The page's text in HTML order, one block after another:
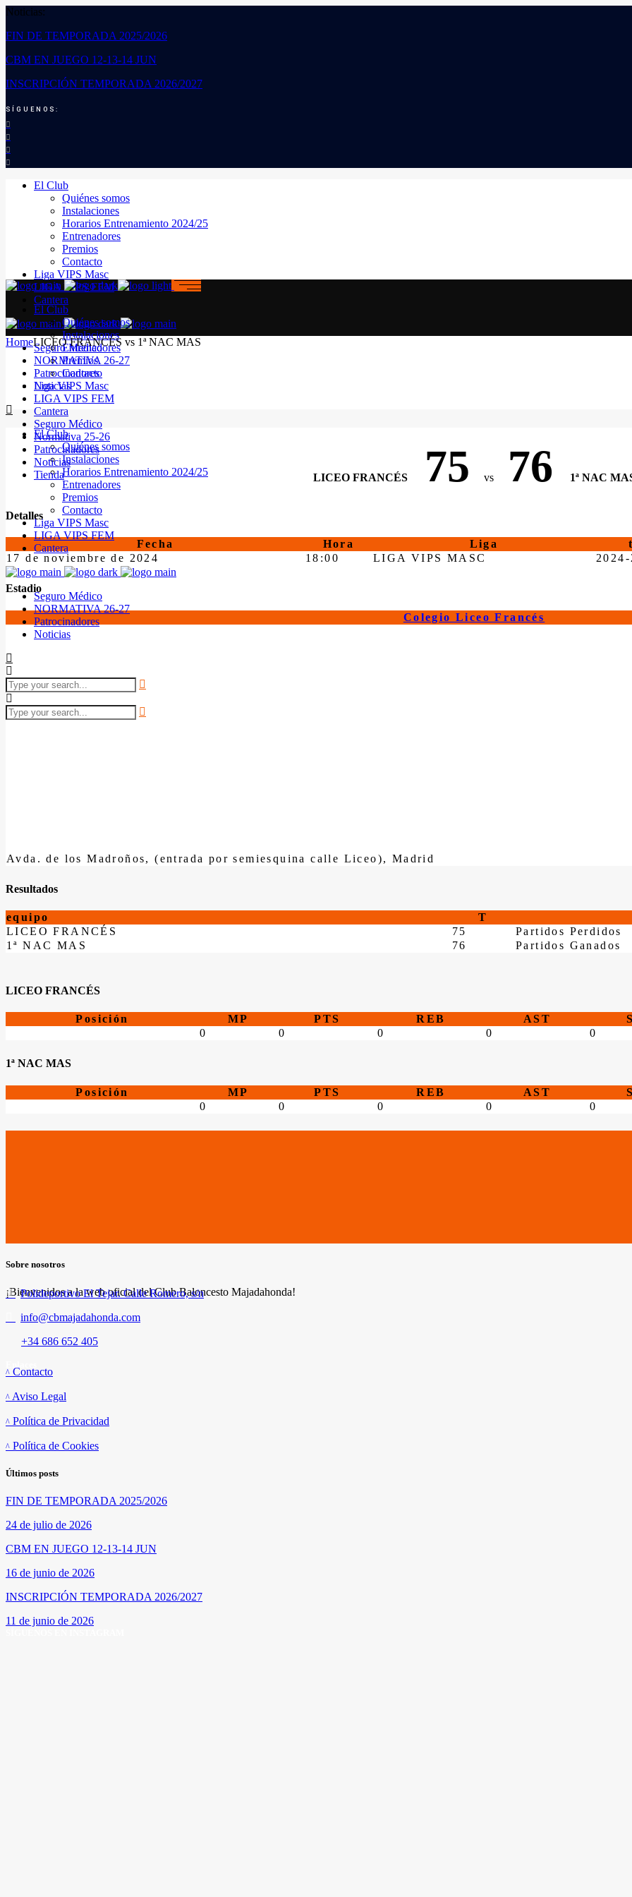
Noticias:
FIN DE TEMPORADA 2025/2026
CBM EN JUEGO 12-13-14 JUN
INSCRIPCIÓN TEMPORADA 2026/2027
SÍGUENOS:
El Club
Quiénes somos
Instalaciones
Horarios Entrenamiento 2024/25
Entrenadores
Premios
Contacto
Liga VIPS Masc
LIGA VIPS FEM
Cantera
Seguro Médico
NORMATIVA 26-27
Patrocinadores
Noticias
El Club
Quiénes somos
Instalaciones
Horarios Entrenamiento 2024/25
Entrenadores
Premios
Contacto
Liga VIPS Masc
LIGA VIPS FEM
Cantera
Seguro Médico
NORMATIVA 26-27
Patrocinadores
Noticias
El Club
Quiénes somos
Instalaciones
Entrenadores
Premios
Contacto
Liga VIPS Masc
LIGA VIPS FEM
Cantera
Seguro Médico
Normativa 25-26
Patrocinadores
Noticias
Tienda
HomeLICEO FRANCÉS vs 1ª NAC MAS
LICEO FRANCÉS 75 vs 76 1ª NAC
Detalles
Fecha Hora Liga
17 de noviembre de 2024
18:00 LIGA VIPS MASC 2024-
Estadio
Colegio Liceo Francés
Avda. de los Madroños, (entrada por semiesquina calle Liceo), Madrid
Resultados
equipo T
LICEO FRANCÉS
75
Partidos Perdidos
1ª NAC MAS
76 Partidos Ganados
LICEO FRANCÉS
Posición MP PTS REB AST
0
0 0 0 0
1ª NAC MAS
Posición MP PTS REB AST
0
0 0 0 0
Sobre nosotros
¡Bienvenidos a la web oficial del Club Baloncesto Majadahonda!
Polideportivo El Tejar. Calle Romero, s/n
info@cbmajadahonda.com
+34 686 652 405
Contacto
Aviso Legal
Política de Privacidad
Política de Cookies
Últimos posts
FIN DE TEMPORADA 2025/2026
24 de julio de 2026
CBM EN JUEGO 12-13-14 JUN
16 de junio de 2026
INSCRIPCIÓN TEMPORADA 2026/2027
11 de junio de 2026